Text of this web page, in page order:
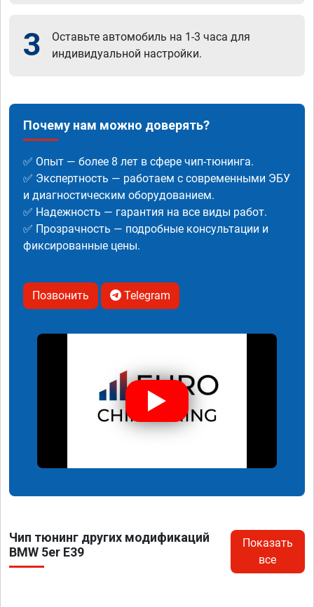
3
Оставьте автомобиль на 1-3 часа для
индивидуальной настройки.
Почему нам можно доверять?
✅ Опыт — более 8 лет в сфере чип-тюнинга.
✅ Экспертность — работаем с современными ЭБУ
и диагностическим оборудованием.
✅ Надежность — гарантия на все виды работ.
✅ Прозрачность — подробные консультации и
фиксированные цены.
Позвонить Telegram
Чип тюнинг других модификаций
BMW 5er E39
Показать
все